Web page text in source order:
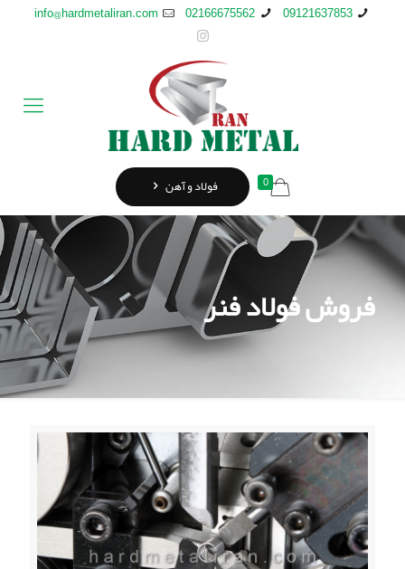
09121637853
02166675562
info@hardmetaliran.com
0 فولاد و آهن
فروش فولاد فنر